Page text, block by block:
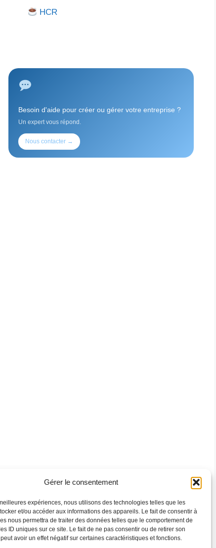
Gérer le consentement
expériences, nous utilisons des technologies telles que les
et/ou accéder aux informations des appareils. Le fait de consentir à
nous permettra de traiter des données telles que le comportement de
ID uniques sur ce site. Le fait de ne pas consentir ou de retirer son
avoir un effet négatif sur certaines caractéristiques et fonctions.
HCR
Besoin d'aide pour créer ou gérer votre entreprise ?
Un expert vous répond.
Nous contacter →